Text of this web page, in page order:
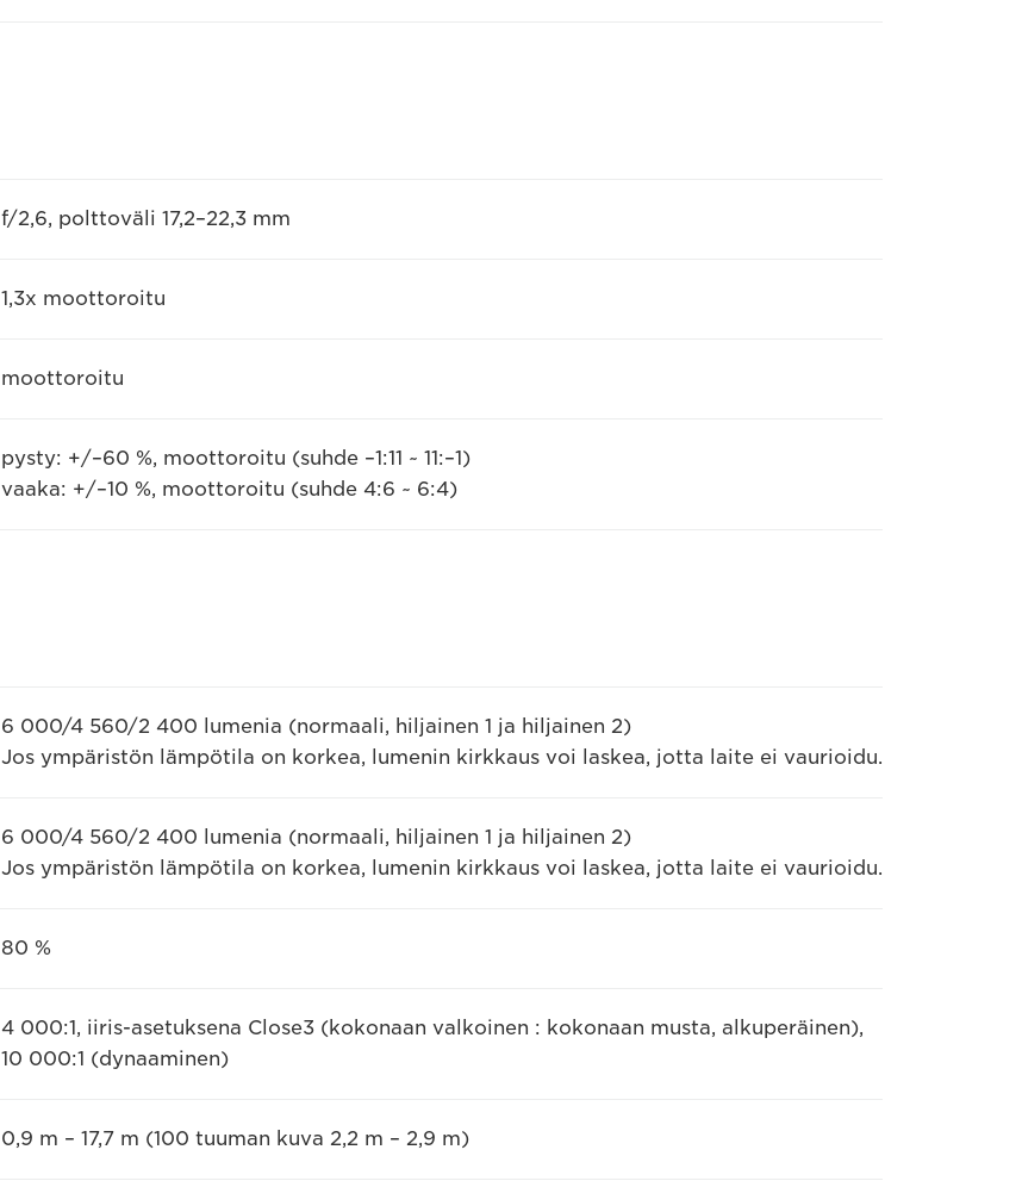
f/2,6, polttoväli 17,2–22,3 mm
1,3x moottoroitu
moottoroitu
pysty: +/–60 %, moottoroitu (suhde –1:11 ~ 11:–1)
vaaka: +/–10 %, moottoroitu (suhde 4:6 ~ 6:4)
6 000/4 560/2 400 lumenia (normaali, hiljainen 1 ja hiljainen 2)
Jos ympäristön lämpötila on korkea, lumenin kirkkaus voi laskea, jotta laite ei vaurioidu.
6 000/4 560/2 400 lumenia (normaali, hiljainen 1 ja hiljainen 2)
Jos ympäristön lämpötila on korkea, lumenin kirkkaus voi laskea, jotta laite ei vaurioidu.
80 %
4 000:1, iiris-asetuksena Close3 (kokonaan valkoinen : kokonaan musta, alkuperäinen),
10 000:1 (dynaaminen)
0,9 m – 17,7 m (100 tuuman kuva 2,2 m – 2,9 m)